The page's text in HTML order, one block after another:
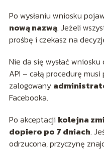
Po wysłaniu wniosku
nową nazwą. Jeżeli
prośbę i czekasz na
Nie da się wysłać
API – całą procedurę
zalogowany
Facebooka.
Po akceptacji kolejna
dopiero po 7 dniach.
odrzucona, przyczynę